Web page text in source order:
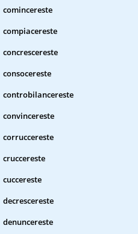
comincereste
compiacereste
concrescereste
consocereste
controbilancereste
convincereste
corruccereste
cruccereste
cuccereste
decrescereste
denuncereste